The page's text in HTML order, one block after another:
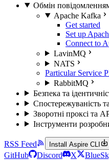
Обмін
Apache Kafka
Get started
Set up
Connect to
LavinMQ
NATS
Particular Service
RabbitMQ
Безпека та
Спостережуваність
Зворотні проксі та
Інструменти
RSS Feed Install Aspire CLI
GitHub Discord X